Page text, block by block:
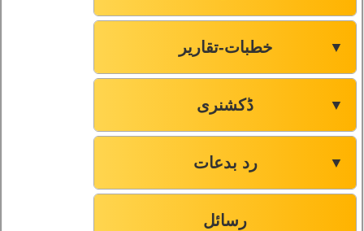
خطبات-تقاریر ▼
ڈکشنری ▼
رد بدعات ▼
رسائل